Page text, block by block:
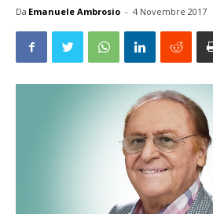
Da Emanuele Ambrosio - 4 Novembre 2017